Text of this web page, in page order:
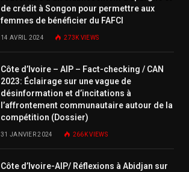
de crédit à Songon pour permettre aux
femmes de bénéficier du FAFCI
14 AVRIL 2024 273KVIEWS
Côte d’Ivoire – AIP – Fact-checking / CAN
2023: Éclairage sur une vague de
désinformation et d’incitations à
l’affrontement communautaire autour de la
compétition (Dossier)
31 JANVIER 2024 266KVIEWS
Côte d’Ivoire-AIP/ Réflexions à Abidjan sur